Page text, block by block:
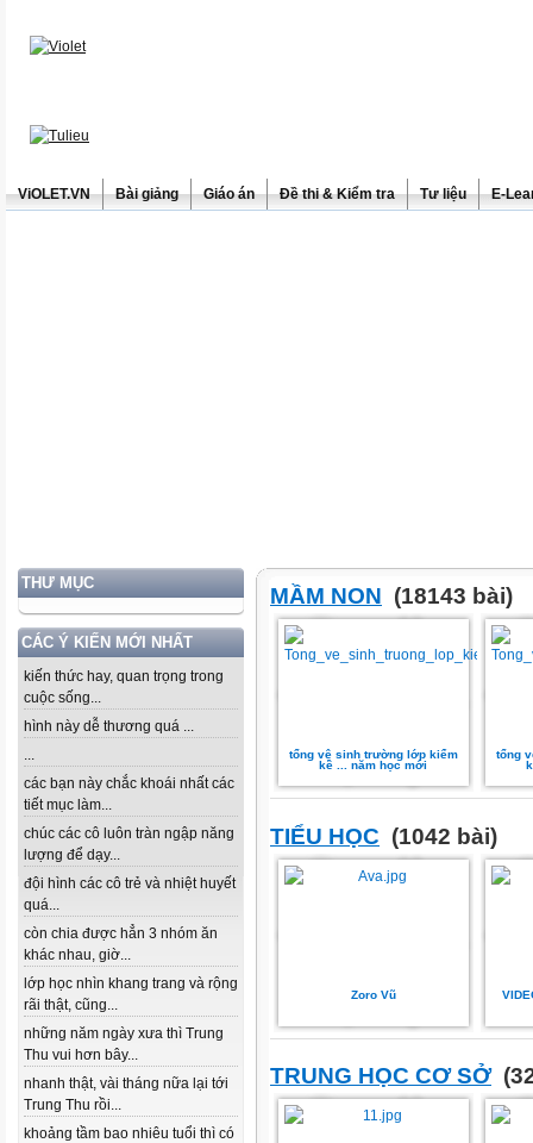
ViOLET.VN Bài giảng Giáo án Đề thi & Kiểm tra Tư liệu E-
THƯ MỤC
CÁC Ý KIẾN MỚI NHẤT
kiến thức hay, quan trọng trong
cuộc sống...
hình này dễ thương quá ...
...
các bạn này chắc khoái nhất các
tiết mục làm...
chúc các cô luôn tràn ngập năng
lượng để dạy...
đội hình các cô trẻ và nhiệt huyết
quá...
còn chia được hẳn 3 nhóm ăn
khác nhau, giờ...
lớp học nhìn khang trang và rộng
rãi thật, cũng...
những năm ngày xưa thì Trung
Thu vui hơn bây...
nhanh thật, vài tháng nữa lại tới
Trung Thu rồi...
khoảng tầm bao nhiêu tuổi thì có
MẦM NON (18143 bài)
tổng vệ sinh trường lớp kiểm
kê ... năm học mới
tổng
TIỂU HỌC (1042 bài)
Zoro Vũ
TRUNG HỌC CƠ SỞ